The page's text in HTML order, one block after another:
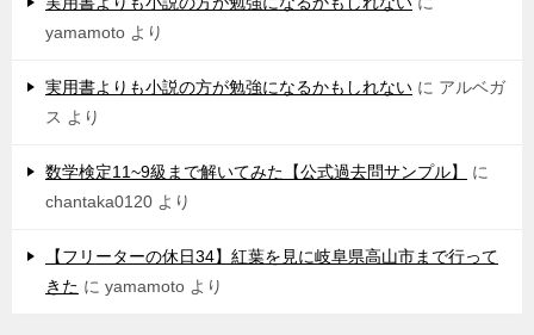
yamamoto より
実用書よりも小説の方が勉強になるかもしれない に アルベガ
ス より
数学検定11~9級まで解いてみた【公式過去問サンプル】
に
chantaka0120 より
【フリーターの休日34】紅葉を見に岐阜県高山市まで行って
きた に yamamoto より